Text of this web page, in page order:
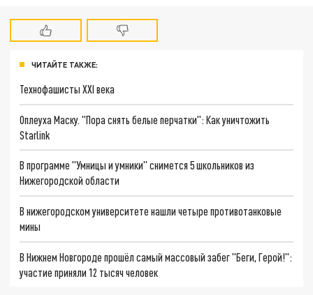
ЧИТАЙТЕ ТАКЖЕ:
Технофашисты XXI века
Оплеуха Маску. "Пора снять белые перчатки": Как уничтожить
Starlink
В программе "Умницы и умники" снимется 5 школьников из
Нижегородской области
В нижегородском университете нашли четыре противотанковые
мины
В Нижнем Новгороде прошёл самый массовый забег "Беги, Герой!":
участие приняли 12 тысяч человек